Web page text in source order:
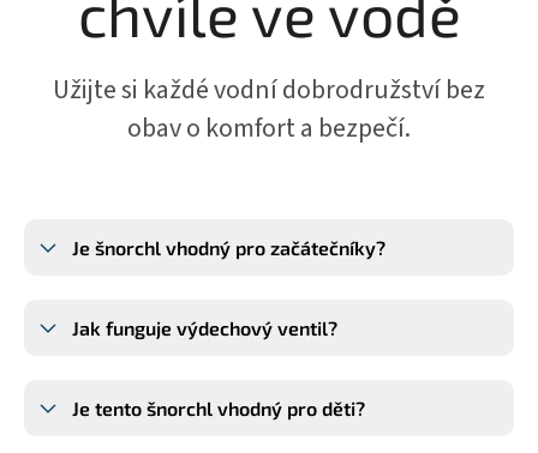
Užijte si každé vodní dobrodružství bez
obav o komfort a bezpečí.
Je šnorchl vhodný pro začátečníky?
Jak funguje výdechový ventil?
Je tento šnorchl vhodný pro děti?